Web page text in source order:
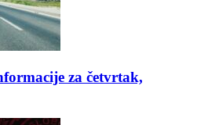
za četvrtak,